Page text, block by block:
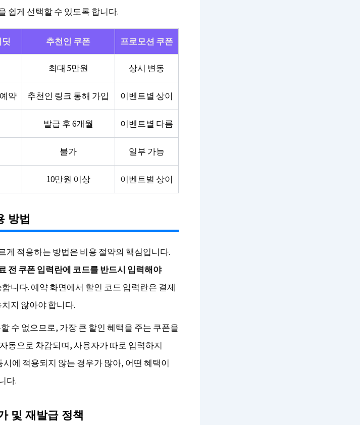
쉽게 선택할 수 있도록 합니다.
추천인 쿠폰 프로모션 쿠폰
최대 5만원 상시 변동
약 추천인 링크 통해 가입 이벤트별 상이
발급 후 6개월 이벤트별 다름
불가 일부 가능
10만원 이상 이벤트별 상이
방법
게 적용하는 방법은 비용 절약의 핵심입니다.
전 쿠폰 입력란에 코드를 반드시 입력해야
니다. 예약 화면에서 할인 코드 입력란은 결제
지 않아야 합니다.
수 없으므로, 가장 큰 할인 혜택을 주는 쿠폰을
동으로 차감되며, 사용자가 따로 입력하지
에 적용되지 않는 경우가 많아, 어떤 혜택이
다.
및 재발급 정책